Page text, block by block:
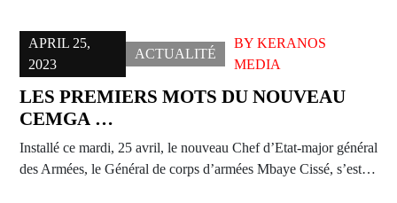
APRIL 25,
2023
ACTUALITÉ
BYKERANOS
MEDIA
LES PREMIERS MOTS DU NOUVEAU
CEMGA …
Installé ce mardi, 25 avril, le nouveau Chef d’Etat-major général
des Armées, le Général de corps d’armées Mbaye Cissé, s’est…